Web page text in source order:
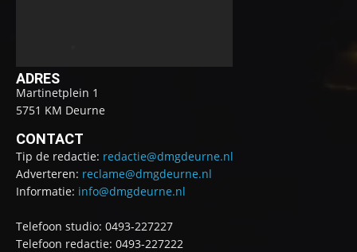
ADRES
Martinetplein 1
5751 KM Deurne
CONTACT
Tip de redactie: redactie@dmgdeurne.nl
Adverteren: reclame@dmgdeurne.nl
Informatie: info@dmgdeurne.nl
Telefoon studio: 0493-227227
Telefoon redactie: 0493-227222